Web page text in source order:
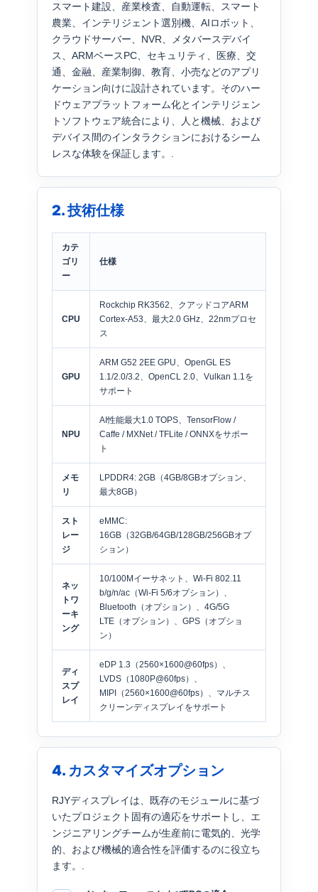
スマート建設、産業検査、自動運転、スマート
農業、インテリジェント選別機、AIロボット、
クラウドサーバー、NVR、メタバースデバイ
ス、ARMベースPC、セキュリティ、医療、交
通、金融、産業制御、教育、小売などのアプリ
ケーション向けに設計されています。そのハー
ドウェアプラットフォーム化とインテリジェン
トソフトウェア統合により、人と機械、および
デバイス間のインタラクションにおけるシーム
レスな体験を保証します。.
2. 技術仕様
カテ
ゴリ
ー
仕様
CPU
Rockchip RK3562、クアッドコアARM
Cortex-A53、最大2.0 GHz、22nmプロセ
ス
GPU
ARM G52 2EE GPU、OpenGL ES
1.1/2.0/3.2、OpenCL 2.0、Vulkan 1.1を
サポート
NPU
AI性能最大1.0 TOPS、TensorFlow /
Caffe / MXNet / TFLite / ONNXをサポー
ト
メモ
リ
LPDDR4: 2GB（4GB/8GBオプション、
最大8GB）
スト
レー
ジ
eMMC:
16GB（32GB/64GB/128GB/256GBオプ
ション）
ネッ
トワ
ーキ
ング
10/100Mイーサネット、Wi-Fi 802.11
b/g/n/ac（Wi-Fi 5/6オプション）、
Bluetooth（オプション）、4G/5G
LTE（オプション）、GPS（オプショ
ン）
ディ
スプ
レイ
eDP 1.3（2560×1600@60fps）、
LVDS（1080P@60fps）、
MIPI（2560×1600@60fps）、マルチス
クリーンディスプレイをサポート
4. カスタマイズオプション
RJYディスプレイは、既存のモジュールに基づ
いたプロジェクト固有の適応をサポートし、エ
ンジニアリングチームが生産前に電気的、光学
的、および機械的適合性を評価するのに役立ち
ます。.